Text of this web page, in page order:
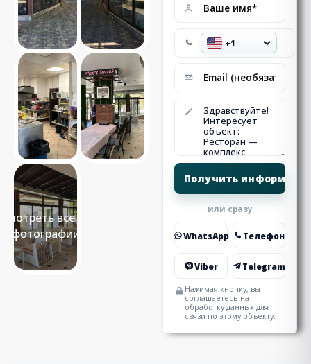
Смотреть все 17
фотографии
или сразу
WhatsApp Телефон
Viber Telegram
Нажимая кнопку, вы
соглашаетесь на
обработку данных для
связи по этому объекту.